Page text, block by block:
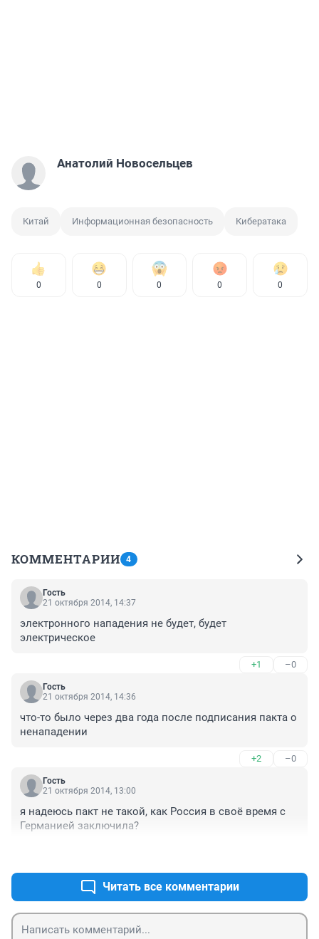
Анатолий Новосельцев
Китай Информационная безопасность Кибератака
0 0 0 0 0
КОММЕНТАРИИ 4
Гость
21 октября 2014, 14:37
электронного нападения не будет, будет
электрическое
+1 –0
Гость
21 октября 2014, 14:36
что-то было через два года после подписания пакта о
ненападении
+2 –0
Гость
21 октября 2014, 13:00
я надеюсь пакт не такой, как Россия в своё время с
Германией заключила?
Читать все комментарии